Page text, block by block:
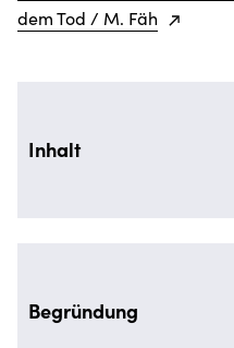
dem Tod / M. Fäh
Inhalt
Begründung